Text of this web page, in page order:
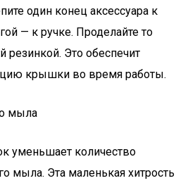
один конец аксессуара к
— к ручке. Проделайте то
резинкой. Это обеспечит
крышки во время работы.
мыла
уменьшает количество
мыла. Эта маленькая хитрость